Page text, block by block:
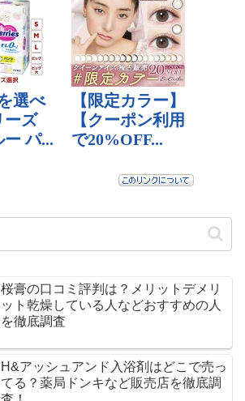
桜膏の口コミ評判は？メリットデメリ
ット乾燥している人などおすすめの人
を徹底調査
H&アッシュアンド入浴剤はどこで売っ
てる？薬局ドンキなど販売店を徹底調